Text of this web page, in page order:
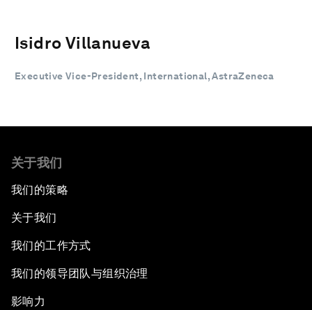
Isidro Villanueva
Executive Vice-President, International, AstraZeneca
关于我们
我们的策略
关于我们
我们的工作方式
我们的领导团队与组织治理
影响力